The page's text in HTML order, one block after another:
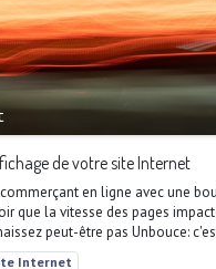
de votre site Internet
en ligne avec une
que la vitesse des pages
peut-être pas Unbouce:
Internet